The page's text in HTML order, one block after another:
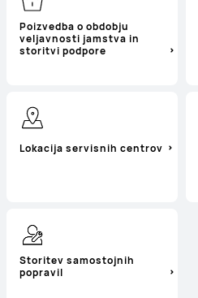
Poizvedba o obdobju
veljavnosti jamstva in
storitvi podpore
Lokacija servisnih centrov
Storitev samostojnih
popravil